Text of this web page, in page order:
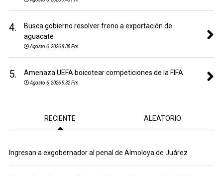
4.
Busca gobierno resolver freno a exportación de
aguacate
Agosto 6, 2026 9:38 Pm
5. Amenaza UEFA boicotear competiciones de la FIFA
Agosto 6, 2026 9:32 Pm
RECIENTE ALEATORIO
Ingresan a exgobernador al penal de Almoloya de Juárez